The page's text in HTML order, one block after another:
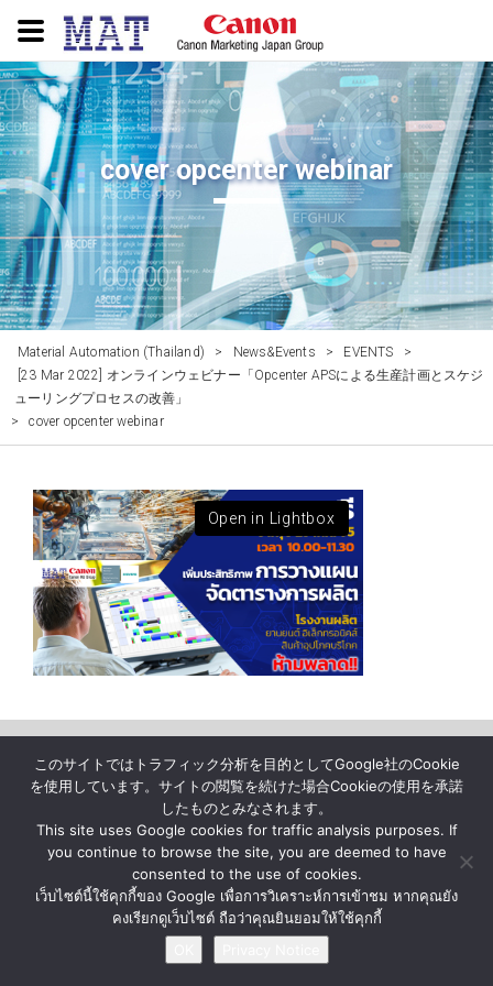
cover opcenter webinar
Material Automation (Thailand) > News&Events > EVENTS
>
[23 Mar 2022] オンラインウェビナー「Opcenter APSによる生産計画とスケジ
ューリングプロセスの改善」
>
cover opcenter webinar
Open in Lightbox
ニュース 企業情報
お問い合わせ
プライバシー通知
© BY MATERIAL AUTOMATION ( THAILAND ) Co., Ltd.
このサイトではトラフィック分析を目的としてGoogle社のCookie
を使用しています。サイトの閲覧を続けた場合Cookieの使用を承諾
したものとみなされます。
This site uses Google cookies for traffic analysis purposes. If
you continue to browse the site, you are deemed to have
consented to the use of cookies.
เว็บไซต์นี้ใช้คุกกี้ของ Google เพื่อการวิเคราะห์การเข้าชม หากคุณยัง
คงเรียกดูเว็บไซต์ ถือว่าคุณยินยอมให้ใช้คุกกี้